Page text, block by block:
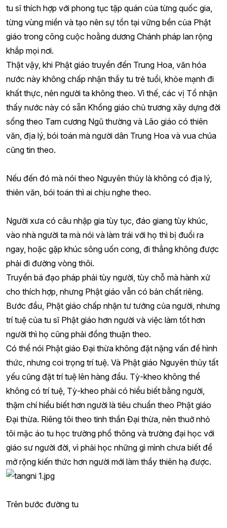
tu sĩ thích hợp với phong tục tập quán của từng quốc gia,
từng vùng miền và tạo nên sự tồn tại vững bền của Phật
giáo trong công cuộc hoằng dương Chánh pháp lan rộng
khắp mọi nơi.
Thật vậy, khi Phật giáo truyền đến Trung Hoa, văn hóa
nước này không chấp nhận thầy tu trẻ tuổi, khỏe mạnh đi
khất thực, nên người ta không theo. Vì thế, các vị Tổ nhận
thấy nước này có sẵn Khổng giáo chủ trương xây dựng đời
sống theo Tam cương Ngũ thường và Lão giáo có thiên
văn, địa lý, bói toán mà người dân Trung Hoa và vua chúa
cũng tin theo.
Nếu đến đó mà nói theo Nguyên thủy là không có địa lý,
thiên văn, bói toán thì ai chịu nghe theo.
Người xưa có câu nhập gia tùy tục, đáo giang tùy khúc,
vào nhà người ta mà nói và làm trái với họ thì bị đuổi ra
ngay, hoặc gặp khúc sông uốn cong, đi thẳng không được
phải đi đường vòng thôi.
Truyền bá đạo pháp phải tùy người, tùy chỗ mà hành xử
cho thích hợp, nhưng Phật giáo vẫn có bản chất riêng.
Bước đầu, Phật giáo chấp nhận tư tưởng của người, nhưng
trí tuệ của tu sĩ Phật giáo hơn người và việc làm tốt hơn
người thì họ cũng phải đồng thuận theo.
Có thể nói Phật giáo Đại thừa không đặt nặng vấn đề hình
thức, nhưng coi trọng trí tuệ. Và Phật giáo Nguyên thủy tất
yếu cũng đặt trí tuệ lên hàng đầu. Tỳ-kheo không thể
không có trí tuệ, Tỳ-kheo phải có hiểu biết bằng người,
thậm chí hiểu biết hơn người là tiêu chuẩn theo Phật giáo
Đại thừa. Riêng tôi theo tinh thần Đại thừa, nên thuở nhỏ
tôi mặc áo tu học trường phổ thông và trường đại học với
giáo sư người đời, vì phải học những gì mình chưa biết để
mở rộng kiến thức hơn người mới làm thầy thiên hạ được.
Trên bước đường tu